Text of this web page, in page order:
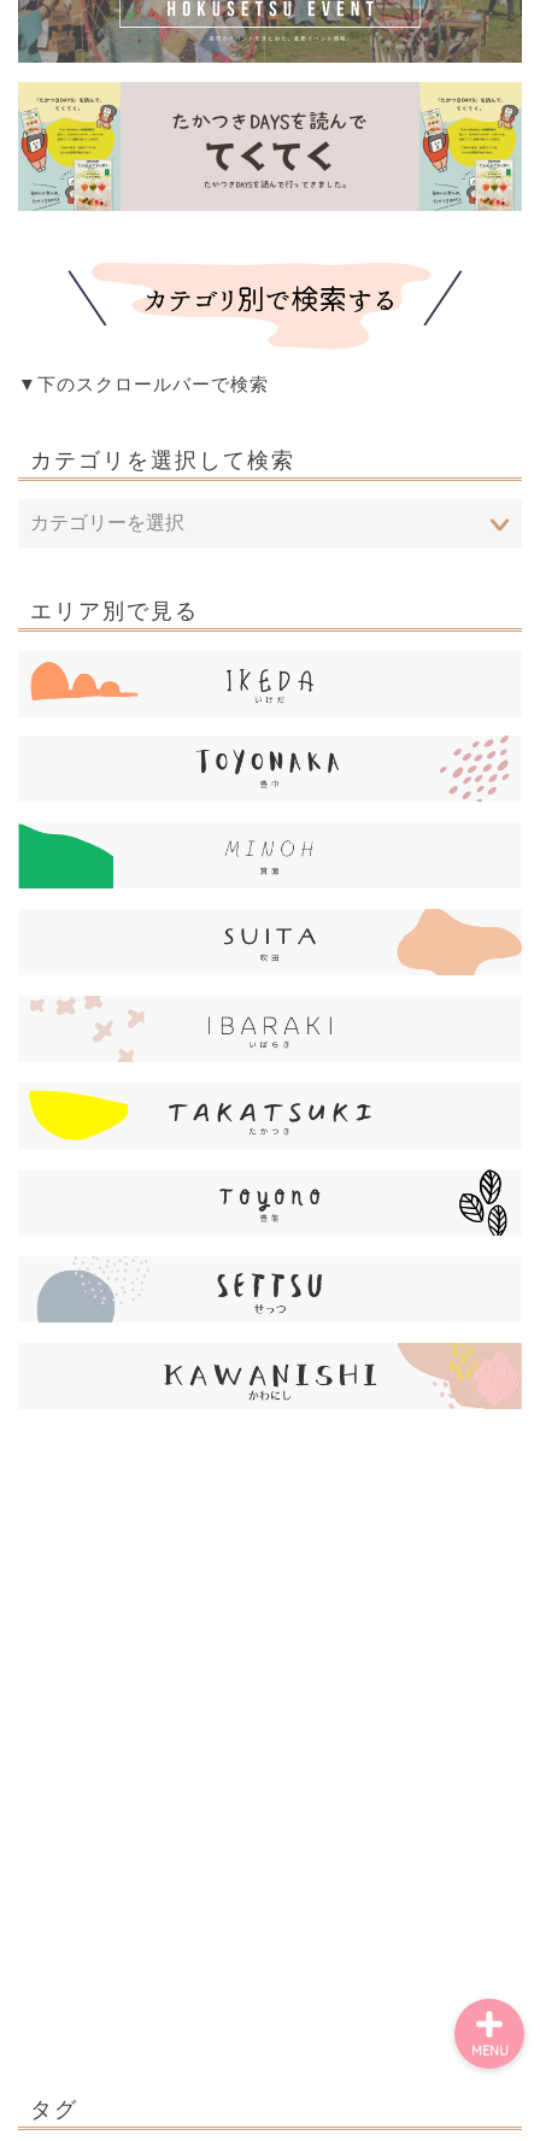
▼下のスクロールバーで検索
カテゴリを選択して検索
エリア別で見る
タグ
MENU